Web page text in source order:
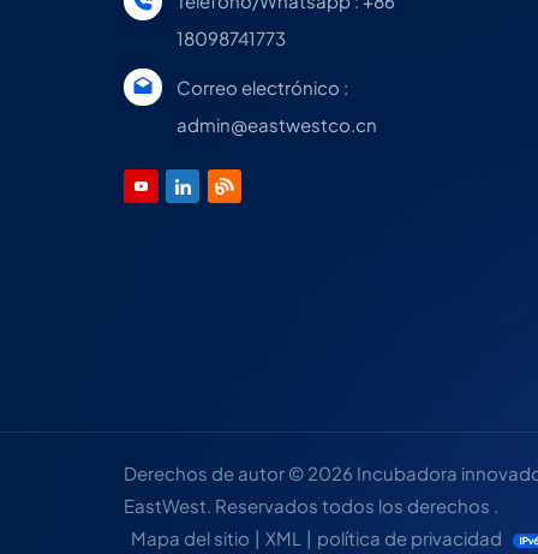
18098741773
Correo electrónico :
admin@eastwestco.cn
Derechos de autor © 2026 Incubadora
EastWest. Reservados todos los derechos .
Mapa del sitio | XML | política de privacidad